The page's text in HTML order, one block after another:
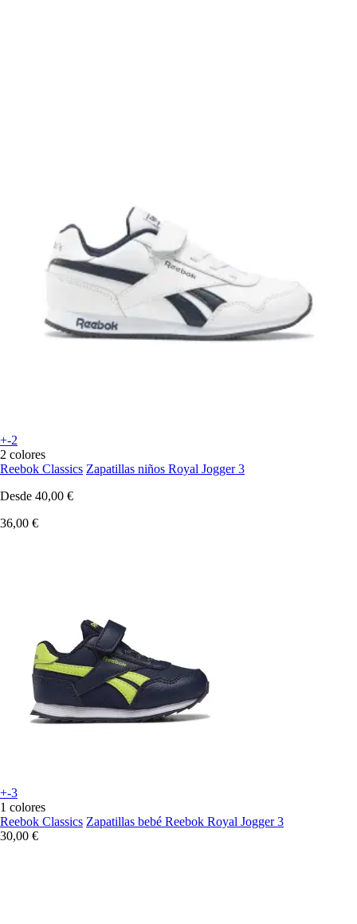
+-2
2 colores
Reebok Classics Zapatillas niños Royal Jogger 3
Desde 40,00 €
36,00 €
+-3
1 colores
Reebok Classics Zapatillas bebé Reebok Royal Jogger 3
30,00 €